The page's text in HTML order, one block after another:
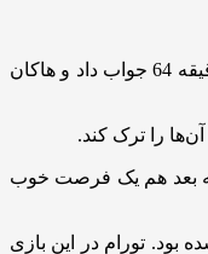
سیمونه اینزاگی که از این نتیجه ناراحت بود نیمه دوم را با تعویض دی فرای و پاوار شروع کرد تا یان بیسک و کارلوس آگوستو به زمین بازی بروند. تغییر در روند بازی اینتر بالاخره در دقیقه 64 جواب داد و هاکان
او سه دقیقه بعد هم یک فرصت خوب
دروازه شده بود. تورام در این بازی